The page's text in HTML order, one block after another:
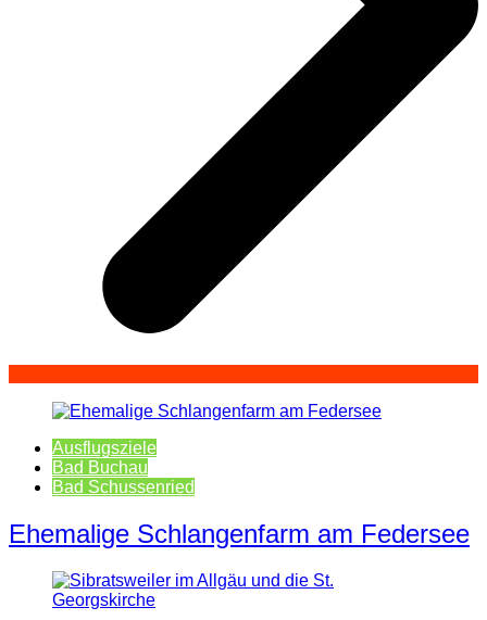
Ausflugsziele
Bad Buchau
Bad Schussenried
Ehemalige Schlangenfarm am Federsee